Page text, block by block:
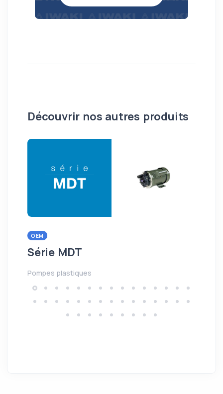
Découvrir nos autres produits
OEM
Série MDT
Pompes plastiques